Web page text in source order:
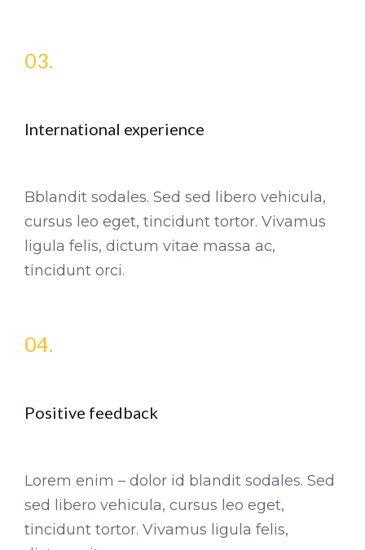
03.
International experience
Bblandit sodales. Sed sed libero vehicula,
cursus leo eget, tincidunt tortor. Vivamus
ligula felis, dictum vitae massa ac,
tincidunt orci.
04.
Positive feedback
Lorem enim – dolor id blandit sodales. Sed
sed libero vehicula, cursus leo eget,
tincidunt tortor. Vivamus ligula felis,